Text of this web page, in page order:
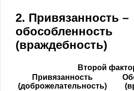
2. Привязанность –
обособленность
(враждебность)
Второй
Привязанность
(доброжелательность)